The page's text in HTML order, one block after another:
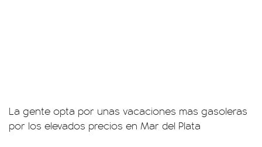
La gente opta por unas vacaciones mas gasoleras
por los elevados precios en Mar del Plata